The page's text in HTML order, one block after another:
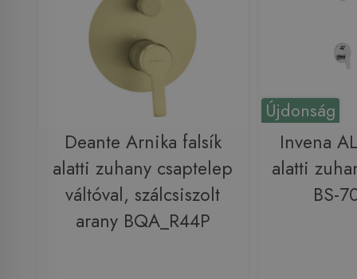
Deante Arnika falsík
alatti zuhany csaptelep
váltóval, szálcsiszolt
arany BQA_R44P
Újdonság
Invena
alatti
BS-